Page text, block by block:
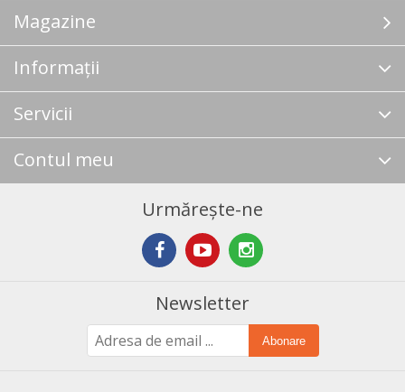
Magazine
Informații
Servicii
Contul meu
Urmărește-ne
Newsletter
Abonare